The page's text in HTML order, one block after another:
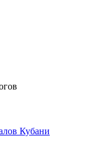
Кубани